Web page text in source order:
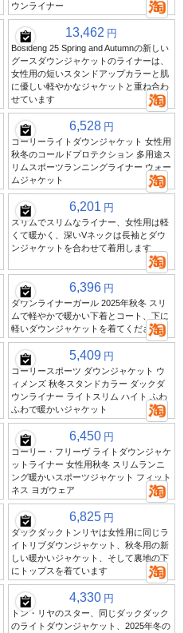
ウンライナー
13,462 円
Bosideng 25 Spring and Autumnの新しい
グースダウンジャケットのライナーは、
女性用の短いスタンドアップカラーと肌
に優しい軽やかなジャケットと重ね合わ
せています
6,528 円
コーリーライトダウンジャケット 女性用
秋冬のコールドプロテクション 多用途ス
リムスポーツランニングライナー ウォー
ムジャケット
6,201 円
スリムでスリムなライナー、女性用は軽
くて暖かく、深いVネックは長袖とダウ
ンジャケットを合わせて着用します
6,396 円
ダウンライナーガール 2025年秋冬 スリ
ムで軽やかで暖かい下着とコート、下に
軽いダウンジャケットを着てください
5,409 円
コーリースポーツ ダウンジャケット ウ
ィメンズ 秋冬スタンドカラー ダックダ
ウンライナー ライトスリム ハイト ふわ
ふわで暖かいジャケット
6,450 円
コーリー・フリーヴ ライトダウンジャケ
ットライナー 女性用秋冬 スリムランニ
ング暖かいスポーツジャケット フィット
ネス ヨガウェア
6,825 円
ダックダックトンリヤは女性用に同じラ
イトリブダウンジャケット、秋冬用の新
しい暖かいジャケット、そして裏地の下
にトップスを着ています
4,330 円
トン・リヤのスター、同じダックダック
のライトダウンジャケット、2025年冬の